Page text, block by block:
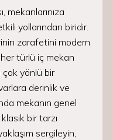
mekanlarınıza
yollarından biridir.
zarafetini modern
her türlü iç mekan
yönlü bir
derinlik ve
mekanın genel
bir tarzı
sergileyin,